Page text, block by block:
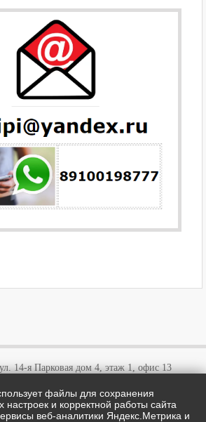
14-я Парковая дом 4, этаж 1, офис 13
+7 (495)646 03 57
+7 (800)707 57 72
cotipi@yandex.ru
файлы для сохранения
настроек и корректной работы сайта
веб-аналитики Яндекс.Метрика и